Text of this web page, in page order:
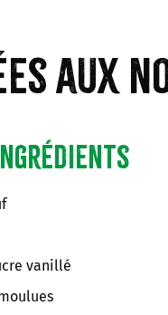
aux
vanillé